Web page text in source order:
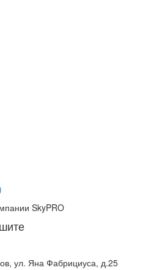
SkyPRO
ул. Яна Фабрициуса, д.25